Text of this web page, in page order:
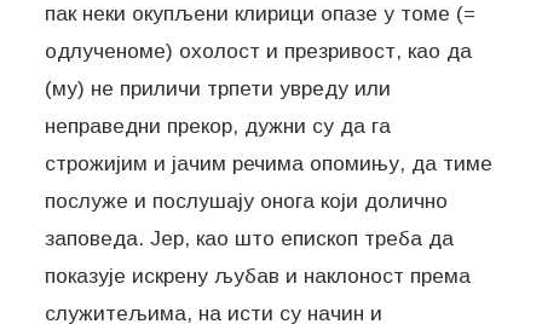
пак неки окупљени клирици опазе у томе (=
одлученоме) охолост и презривост, као да
(му) не приличи трпети увреду или
неправедни прекор, дужни су да га
строжијим и јачим речима опомињу, да тиме
послуже и послушају онога који долично
заповеда. Јер, као што епископ треба да
показује искрену љубав и наклоност према
служитељима, на исти су начин и